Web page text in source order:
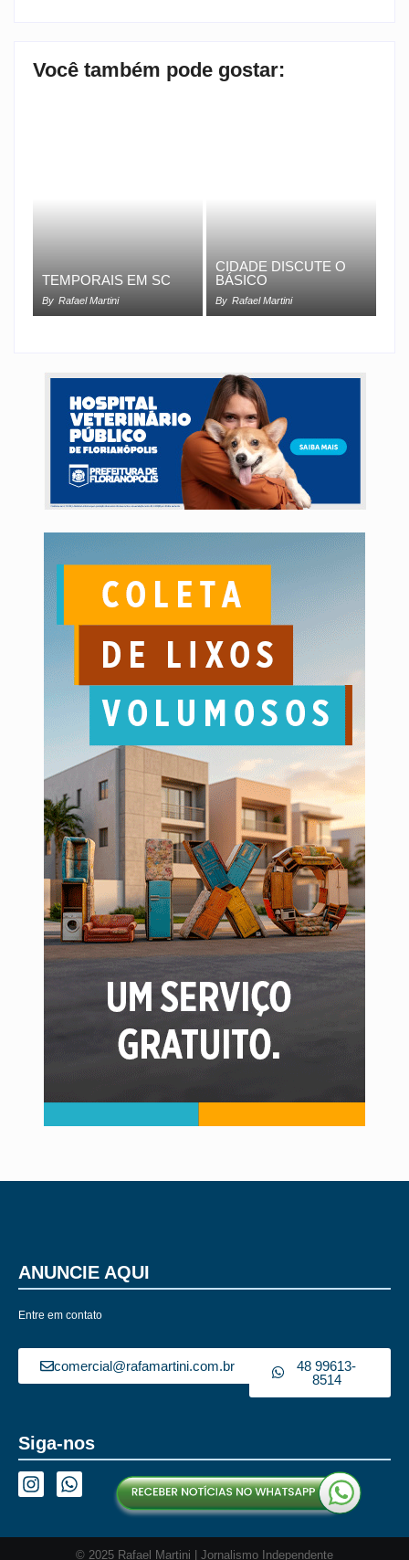
Você também pode gostar:
TEMPORAIS EM SC
By Rafael Martini
CIDADE DISCUTE O
BÁSICO
By Rafael Martini
ANUNCIE AQUI
Entre em contato
comercial@rafamartini.com.br
48 99613-
8514
Siga-nos
© 2025 Rafael Martini | Jornalismo Independente